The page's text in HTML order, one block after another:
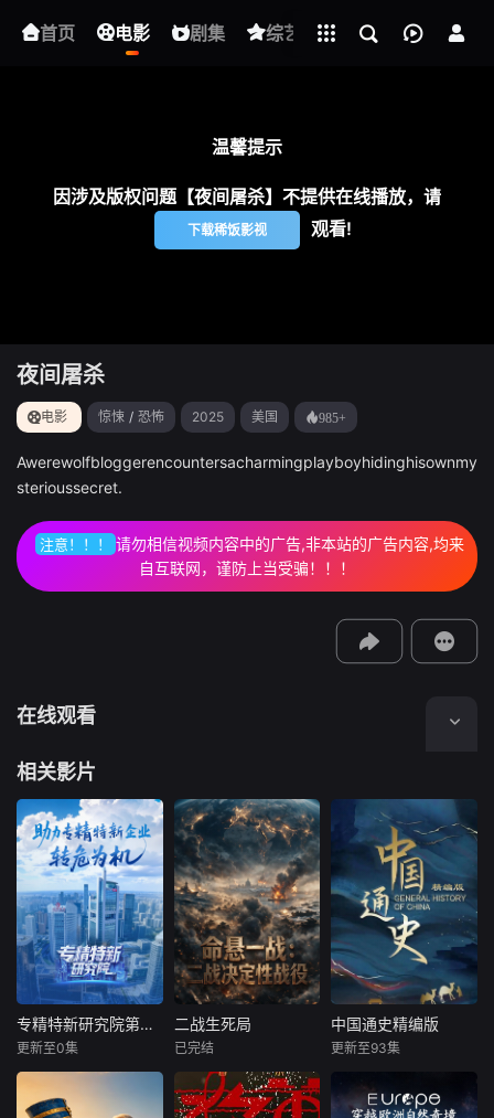
首页 电影 剧集 综艺 动漫 短剧
下载客户端
夜间屠杀
温馨提示
因涉及版权问题【夜间屠杀】不提供在线播放，请
下载稀饭影视 观看!
夜间屠杀
电影 惊悚 / 恐怖 2025 美国 985+
Awerewolfbloggerencountersacharmingplayboyhidinghisownmy
sterioussecret.
注意！！！
请勿相信视频内容中的广告,非本站的广告内容,均来
自互联网，谨防上当受骗！！！
如果是遇到无法播放请提交反馈
教程：把手机影片投到电视上播放
在线观看
相关影片
专精特新研究院第六季
北京卫视科创IP
专精特新研究院第六季
更新至0集
二战生死局
本片以第二次世界
二战生死局
已完结
中国通史精编版
百集大型纪录片
中国通史精编版
更新至93集